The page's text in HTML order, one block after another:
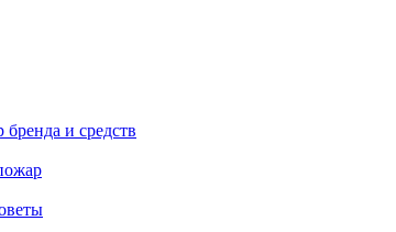
и средств